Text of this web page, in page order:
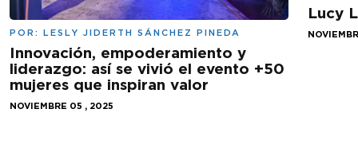
POR: LESLY JIDERTH SÁNCHEZ PINEDA
Innovación, empoderamiento y
liderazgo: así se vivió el evento +50
mujeres que inspiran valor
NOVIEMBRE 05 , 2025
Lucy